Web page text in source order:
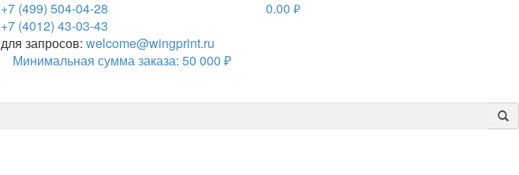
+7 (499) 504-04-28
+7 (4012) 43-03-43
для запросов: welcome@wingprint.ru
Минимальная сумма заказа: 50 000 ₽
0.00 руб.